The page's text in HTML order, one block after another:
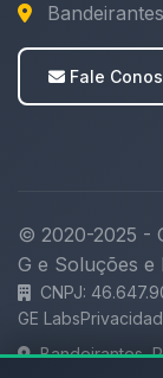
Fale
© 2020-2025 -
G e Soluções e
CNPJ:
GE Labs
Bandeirantes,